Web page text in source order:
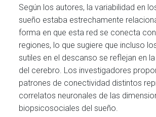
Según los autores, la variabilidad en
sueño estaba estrechamente
forma en que esta red se conecta
regiones, lo que sugiere que incluso
sutiles en el descanso se reflejan en
del cerebro. Los investigadores
patrones de conectividad distintos
correlatos neuronales de las
biopsicosociales del sueño.